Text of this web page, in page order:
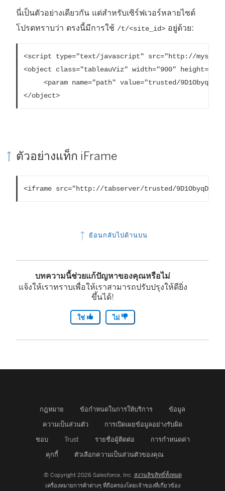
นี่เป็นตัวอย่างเดียวกัน แต่สำหรับเซิร์ฟเวอร์หลายไซต์
โปรดทราบว่า ตรงนี้มีการใช้ /t/<site_id> อยู่ด้วย:
<script type="text/javascript" src="http://
<object class="tableauViz" width="900"
<param name="path" value="trusted/
</object>
ตัวอย่างแท็ก iFrame
<iframe src="http://tabserver/trusted/
ย้อนกลับไปด้านบน
บทความนี้ช่วยแก้ปัญหาของคุณหรือไม่
แจ้งให้เราทราบเพื่อให้เราสามารถปรับปรุงให้ดียิ่ง
ขึ้นได้!
ใช่ ไม่
กฎหมาย ข้อกำหนดในการให้บริการ
ข้อมูล
ความเป็นส่วนตัว
การเปิดเผยข้อมูลอย่างรับผิด
ชอบ
Trust รายชื่อผู้ติดต่อ
การกำหนดค่า
คุกกี้
ตัวเลือกความเป็นส่วนตัวของคุณ
© Copyright 2026 Salesforce, Inc. สงวนลิขสิทธิ์ทั้งหมด
เครื่องหมายการค้าต่างๆ ที่ถือครองโดยเจ้าของที่เกี่ยวข้อง